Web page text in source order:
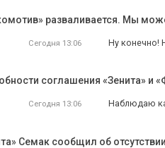
разваливается. Мы
Сегодня 13:06 Ну конечно!
соглашения «Зенита» и
Сегодня 13:06 Наблюдаю
Семак сообщил об